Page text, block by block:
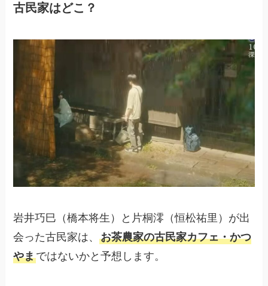
古民家はどこ？
岩井巧巳（橋本将生）と片桐澪（恒松祐里）が出
会った古民家は、お茶農家の古民家カフェ・かつ
やまではないかと予想します。